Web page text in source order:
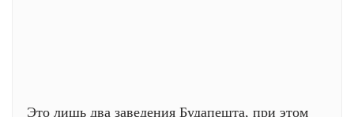
Это лишь два заведения Будапешта, при этом